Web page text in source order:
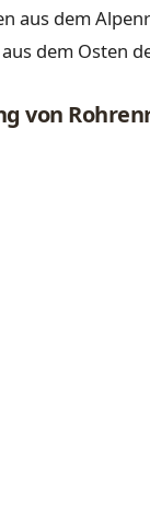
aus dem
dem Osten
von